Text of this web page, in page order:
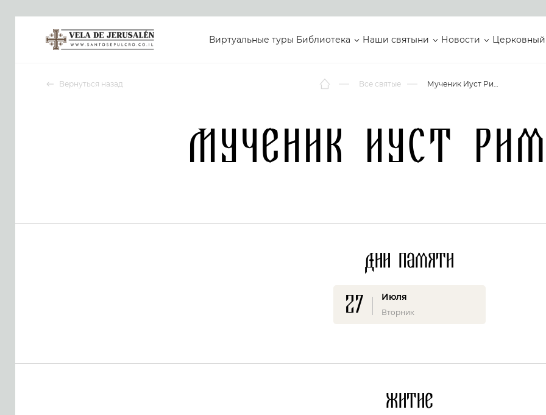
Виртуальные туры Библиотека Наши святыни Новости Церковный
Вернуться назад Все святые Мученик Иуст Римский
Мученик Иуст
Дни памяти
27 Июля
Вторник
Житие